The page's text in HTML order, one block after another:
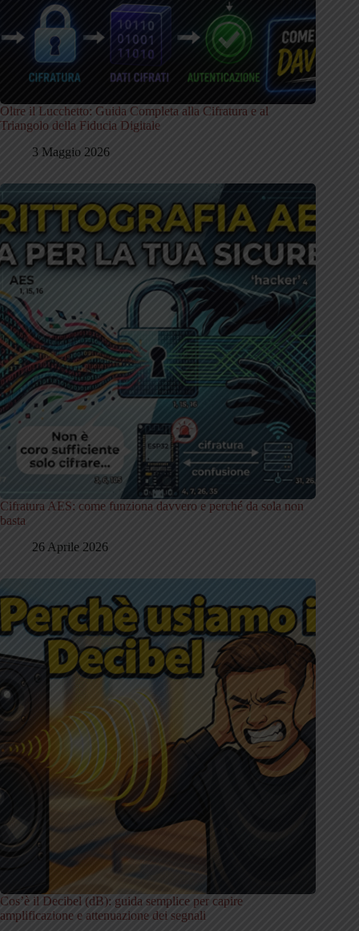
Oltre il Lucchetto: Guida Completa alla Cifratura e al
Triangolo della Fiducia Digitale
3 Maggio 2026
Cifratura AES: come funziona davvero e perché da sola non
basta
26 Aprile 2026
Cos’è il Decibel (dB): guida semplice per capire
amplificazione e attenuazione dei segnali